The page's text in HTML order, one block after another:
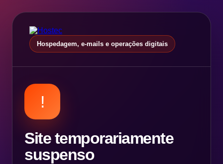
Hospedagem, e-mails e operações digitais
!
Site temporariamente
suspenso